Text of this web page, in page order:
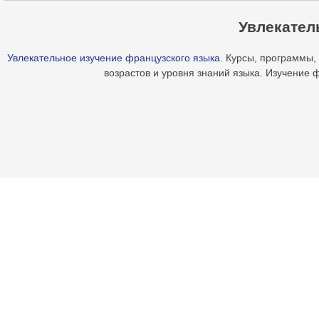
Увлекательное изучение французского языка.
Курсы,
возрастов и уровня знаний языка.